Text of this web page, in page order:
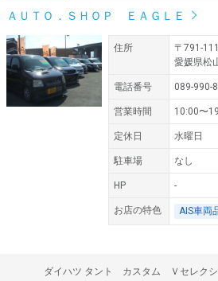
ＡＵＴＯ．ＳＨＯＰ ＥＡＧＬＥ
住所
〒791-
愛媛県松
電話番号 089-990-
営業時間 10:00〜
定休日 水曜日
駐車場 なし
HP -
お店の特色 AIS車両
ダイハツ タント カスタム Ｖセレクシ